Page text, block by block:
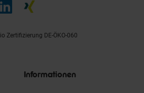
Zertifizierung DE-ÖKO-060
Informationen